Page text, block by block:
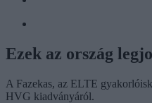
Ezek az ország
A Fazekas, az ELTE
HVG kiadványáról.